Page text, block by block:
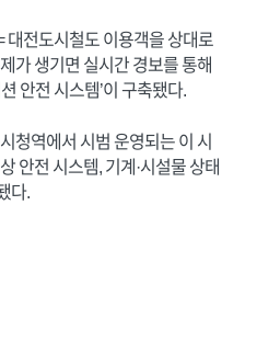
대전도시철도 이용객을 상대로
가 생기면 실시간 경보를 통해
안전 시스템’이 구축됐다.
청역에서 시범 운영되는 이 시
안전 시스템, 기계·시설물 상태
다.